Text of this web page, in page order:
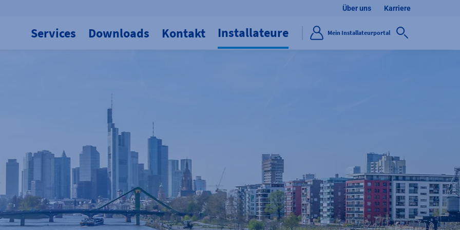
Über uns Karriere
Services Downloads Kontakt Installateure Mein Installateurportal